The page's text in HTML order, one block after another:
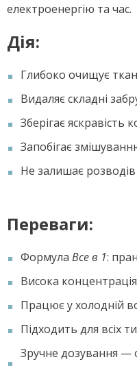
електроенергію та час.
Дія:
Глибоко очищує
Видаляє складні
Зберігає яскравість
Запобігає
Не залишає розводів
Переваги:
Формула Все в 1:
Висока
Працює у холодній
Підходить для всіх
Зручне дозування —